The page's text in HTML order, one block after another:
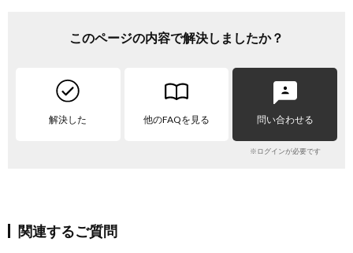
このページの内容で解決しましたか？
解決した 他のFAQを見る 問い合わせる
※ログインが必要です
関連するご質問